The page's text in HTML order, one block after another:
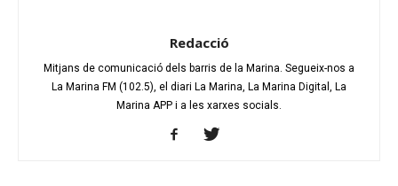
Redacció
Mitjans de comunicació dels barris de la Marina. Segueix-nos a
La Marina FM (102.5), el diari La Marina, La Marina Digital, La
Marina APP i a les xarxes socials.